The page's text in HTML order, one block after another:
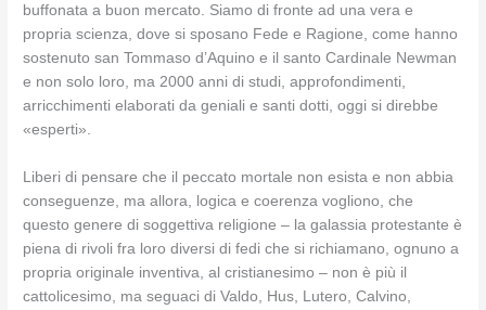
buffonata a buon mercato. Siamo di fronte ad una vera e
propria scienza, dove si sposano Fede e Ragione, come hanno
sostenuto san Tommaso d’Aquino e il santo Cardinale Newman
e non solo loro, ma 2000 anni di studi, approfondimenti,
arricchimenti elaborati da geniali e santi dotti, oggi si direbbe
«esperti».
Liberi di pensare che il peccato mortale non esista e non abbia
conseguenze, ma allora, logica e coerenza vogliono, che
questo genere di soggettiva religione – la galassia protestante è
piena di rivoli fra loro diversi di fedi che si richiamano, ognuno a
propria originale inventiva, al cristianesimo – non è più il
cattolicesimo, ma seguaci di Valdo, Hus, Lutero, Calvino,